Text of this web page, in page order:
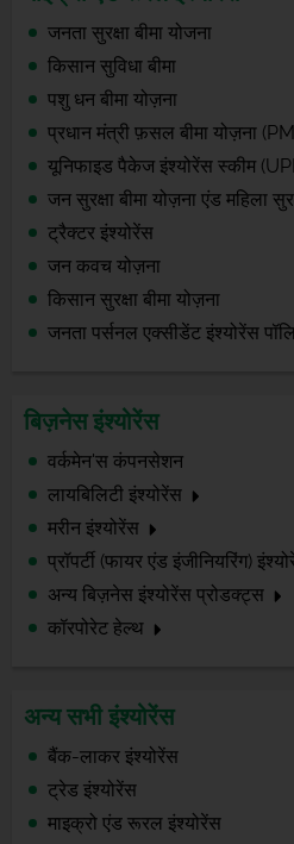
जनता सुरक्षा बीमा योजना
किसान सुविधा बीमा
पशु धन बीमा योज़ना
प्रधान मंत्री फ़सल बीमा योज़ना
यूनिफाइड पैकेज इंश्योरेंस स्कीम
जन सुरक्षा बीमा योज़ना एंड महिला
ट्रैक्टर इंश्योरेंस
जन कवच योज़ना
किसान सुरक्षा बीमा योज़ना
जनता पर्सनल एक्सीडेंट इंश्योरेंस
बिज़नेस इंश्योरेंस
वर्कमेन'स कंपनसेशन
लायबिलिटी इंश्योरेंस
मरीन इंश्योरेंस
प्रॉपर्टी (फायर एंड इंजीनियरिंग)
अन्य बिज़नेस इंश्योरेंस प्रोडक्ट्स
कॉरपोरेट हेल्थ
अन्य सभी इंश्योरेंस
बैंक-लाकर इंश्योरेंस
ट्रेड इंश्योरेंस
माइक्रो एंड रूरल इंश्योरेंस